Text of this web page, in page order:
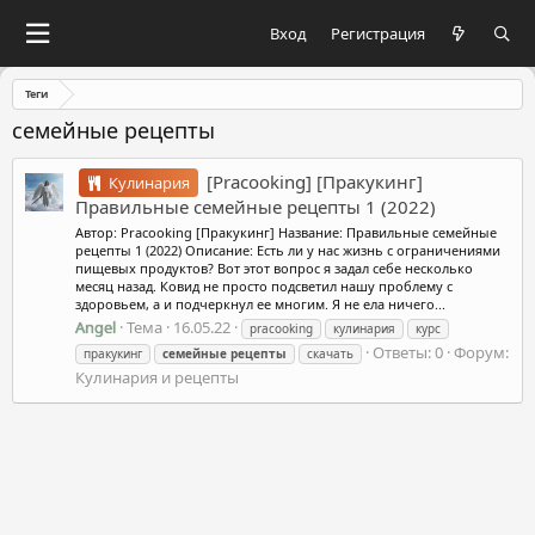
Вход Регистрация
Теги
семейные рецепты
Кулинария
[Pracooking] [Пракукинг]
Правильные семейные рецепты 1 (2022)
Автор: Pracooking [Пракукинг] Название: Правильные семейные
рецепты 1 (2022) Описание: Есть ли у нас жизнь с ограничениями
пищевых продуктов? Вот этот вопрос я задал себе несколько
месяц назад. Ковид не просто подсветил нашу проблему с
здоровьем, а и подчеркнул ее многим. Я не ела ничего...
Angel Тема 16.05.22 pracooking кулинария
курс
пракукинг
семейные рецепты скачать Ответы: 0 Форум:
Кулинария и рецепты